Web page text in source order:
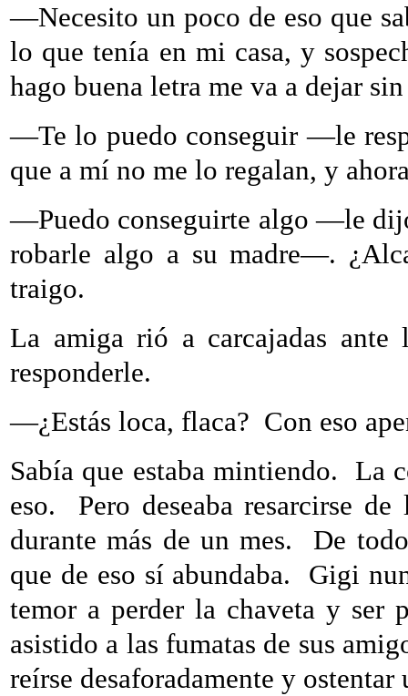
—Necesito un poco de eso que
lo que tenía en mi casa, y
hago buena letra me va a dejar
—Te lo puedo conseguir —le
que a mí no me lo regalan, y
—Puedo conseguirte algo —le
robarle algo a su madre—.
traigo.
La amiga rió a carcajadas ante
responderle.
—¿Estás loca, flaca? Con eso
Sabía que estaba mintiendo.
La
eso.
Pero deseaba resarcirse
durante más de un mes.
De
que de eso sí abundaba.
Gigi
temor a perder la chaveta y ser
asistido a las fumatas de sus
reírse desaforadamente y